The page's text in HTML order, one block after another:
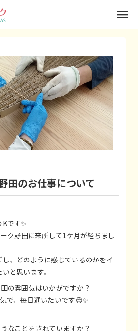
田のお仕事について
です✨
ク野田に来所して1ケ月が経ちまし
、どのように感じているのかをイ
と思います。
の雰囲気はいかがですか？
で、毎日通いたいです😊✨
なことをされていますか？
menu